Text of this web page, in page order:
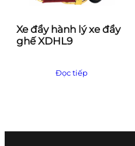
Xe đẩy hành lý xe đẩy
ghế XDHL9
Đọc tiếp